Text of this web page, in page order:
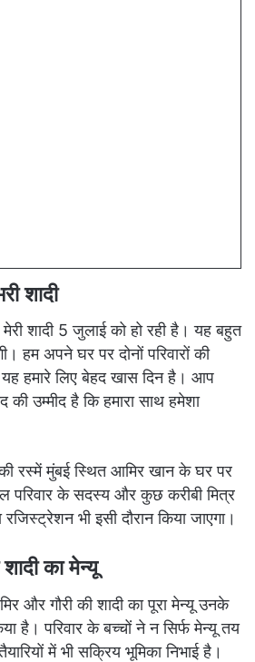
शादी
शादी 5 जुलाई को हो रही है। यह बहुत
हम अपने घर पर दोनों परिवारों की
यह हमारे लिए बेहद खास दिन है। आप
उम्मीद है कि हमारा साथ हमेशा
रस्में मुंबई स्थित आमिर खान के घर पर
परिवार के सदस्य और कुछ करीबी मित्र
भी इसी दौरान किया जाएगा।
का मेन्यू
और गौरी की शादी का पूरा मेन्यू उनके
है। परिवार के बच्चों ने न सिर्फ मेन्यू तय
में भी सक्रिय भूमिका निभाई है।